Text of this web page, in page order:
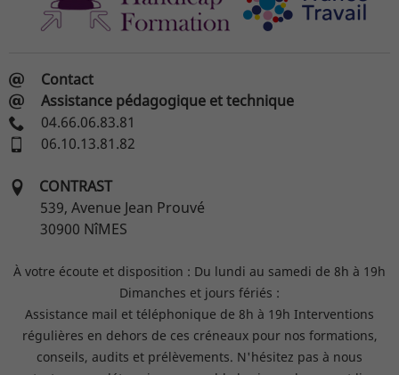
Contact
Assistance pédagogique et technique
04.66.06.83.81
06.10.13.81.82
CONTRAST
539, Avenue Jean Prouvé
30900 NîMES
À votre écoute et disposition : Du lundi au samedi de 8h à 19h
Dimanches et jours fériés :
Assistance mail et téléphonique de 8h à 19h Interventions
régulières en dehors de ces créneaux pournos formations,
conseils, audits et prélèvements. N'hésitez pas à nous